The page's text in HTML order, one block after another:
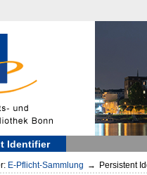
Identifier
E-Pflicht-Sammlung → Persistent